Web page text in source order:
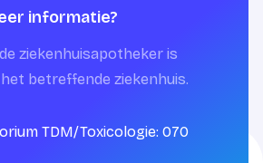
informatie?
ziekenhuisapotheker is
betreffende ziekenhuis.
TDM/Toxicologie: 070